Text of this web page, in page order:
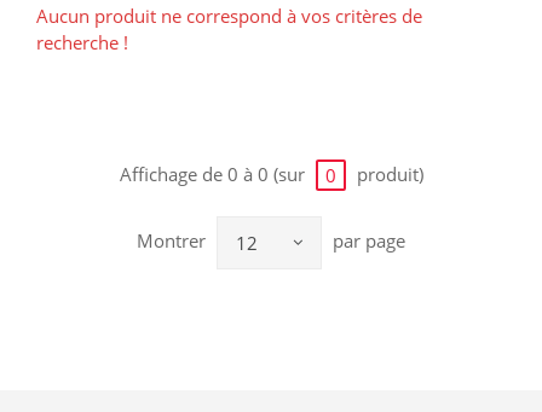
Aucun produit ne correspond à vos critères de
recherche !
Affichage de 0 à 0 (sur 0 produit)
Montrer 12 par page